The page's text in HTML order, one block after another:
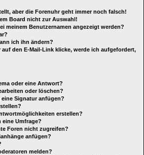
aber die Forenuhr geht immer noch falsch!
Board nicht zur Auswahl!
meinem Benutzernamen angezeigt werden?
ich ihn ändern?
den E-Mail-Link klicke, werde ich aufgefordert,
oder eine Antwort?
oder löschen?
Signatur anfügen?
erstellen?
eine Umfrage?
Foren nicht zugreifen?
anfügen?
melden?